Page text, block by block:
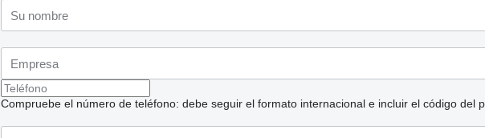
Compruebe el número de teléfono: debe seguir el formato internacional e incluir el código del